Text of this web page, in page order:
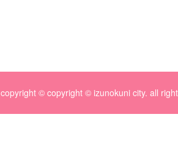
copyright © copyright © izunokuni city. all